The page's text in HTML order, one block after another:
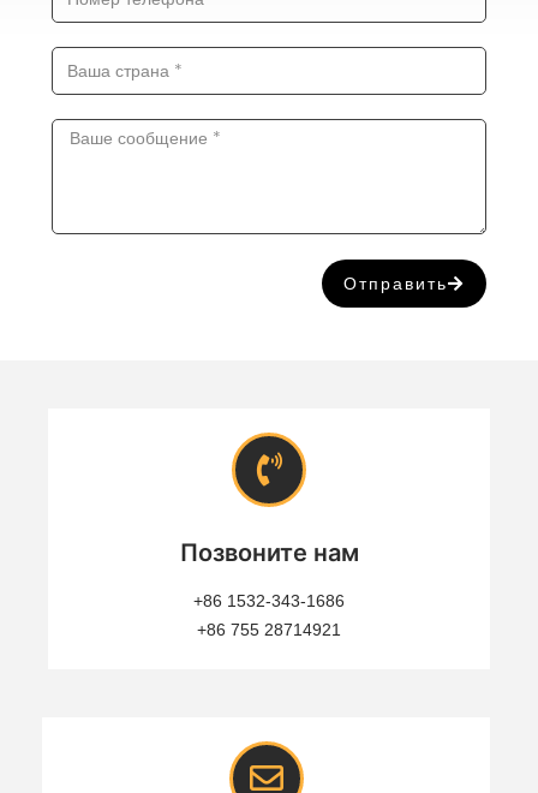
Отправить
Позвоните нам
+86 1532-343-1686
+86 755 28714921